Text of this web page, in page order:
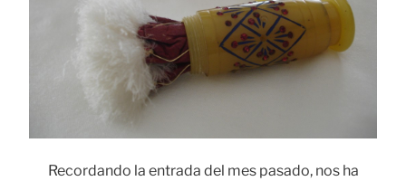
Recordando la entrada del mes pasado, nos ha